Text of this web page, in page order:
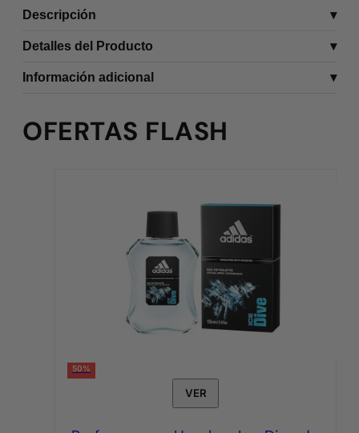
Descripción
Detalles del Producto
Información adicional
OFERTAS FLASH
50%
VER